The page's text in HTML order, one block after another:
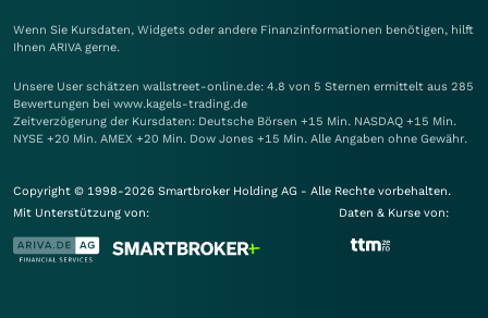
Wenn Sie Kursdaten, Widgets oder andere Finanzinformationen benötigen, hilft
Ihnen ARIVA gerne.
Unsere User schätzen wallstreet-online.de: 4.8 von 5 Sternen ermittelt aus 285
Bewertungen bei www.kagels-trading.de
Zeitverzögerung der Kursdaten: Deutsche Börsen +15 Min. NASDAQ +15 Min.
NYSE +20 Min. AMEX +20 Min. Dow Jones +15 Min. Alle Angaben ohne Gewähr.
Copyright © 1998-2026 Smartbroker Holding AG - Alle Rechte vorbehalten.
Mit Unterstützung von:
Daten & Kurse von: